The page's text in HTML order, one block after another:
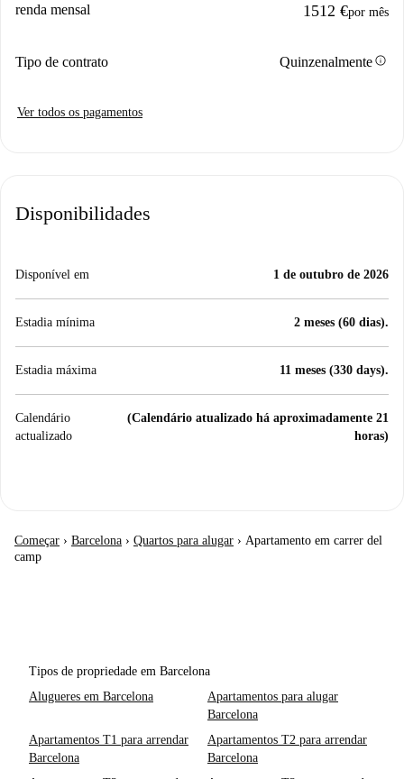
renda mensal 1512 €por mês
Tipo de contrato Quinzenalmenteinfo
Ver todos os pagamentos
Disponibilidades
Disponível em 1 de outubro de 2026
Estadia mínima 2 meses (60 dias).
Estadia máxima 11 meses (330 days).
Calendário
actualizado
(Calendário atualizado há aproximadamente 21
horas)
Começar › Barcelona › Quartos para alugar › Apartamento em carrer del
camp
Tipos de propriedade em Barcelona
Alugueres em Barcelona
Apartamentos para alugar
Barcelona
Apartamentos T1 para arrendar
Barcelona
Apartamentos T2 para arrendar
Barcelona